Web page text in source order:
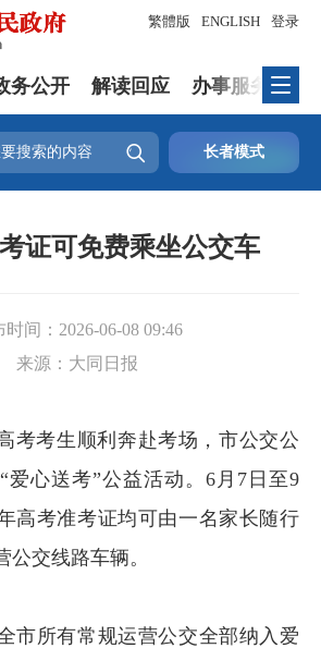
登录
繁體版 ENGLISH
务公开 解读回应 办事服务
 长者模式
证可免费乘坐公交车
时间： 2026-06-08 09:46
来源： 大同日报
考考生顺利奔赴考场，市公交公
爱心送考”公益活动。6月7日至9
高考准考证均可由一名家长随行
公交线路车辆。
所有常规运营公交全部纳入爱